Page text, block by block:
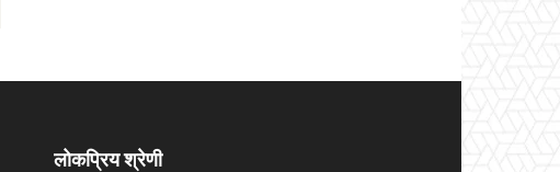
लोकप्रिय श्रेणी